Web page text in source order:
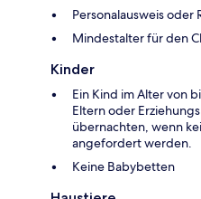
Personalausweis oder
Mindestalter für den
Kinder
Ein Kind im Alter von
Eltern oder
übernachten, wenn
angefordert werden.
Keine Babybetten